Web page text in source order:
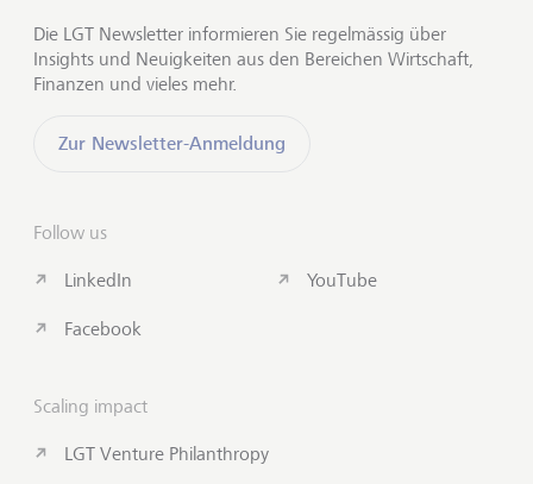
Die LGT Newsletter informieren Sie regelmässig über
Insights und Neuigkeiten aus den Bereichen Wirtschaft,
Finanzen und vieles mehr.
Zur Newsletter-Anmeldung
Follow us
LinkedIn
Facebook
YouTube
Scaling impact
LGT Venture Philanthropy